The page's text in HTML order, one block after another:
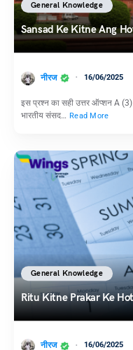
General Knowledge
Sansad Ke Kitne Ang
नीरज 16/06/2025
इस प्रश्न का सही उत्तर ऑप्शन A (3)
भारतीय संसद… Read More
General Knowledge
Ritu Kitne Prakar Ke
नीरज 16/06/2025